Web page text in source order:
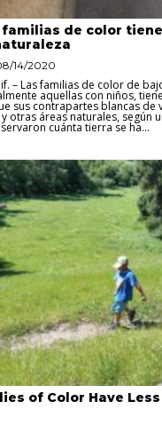
de color
14/2020
– Las familias de color de
aquellas con niños,
sus contrapartes blancas de
otras áreas naturales, según
cuánta tierra se ha...
of Color Have